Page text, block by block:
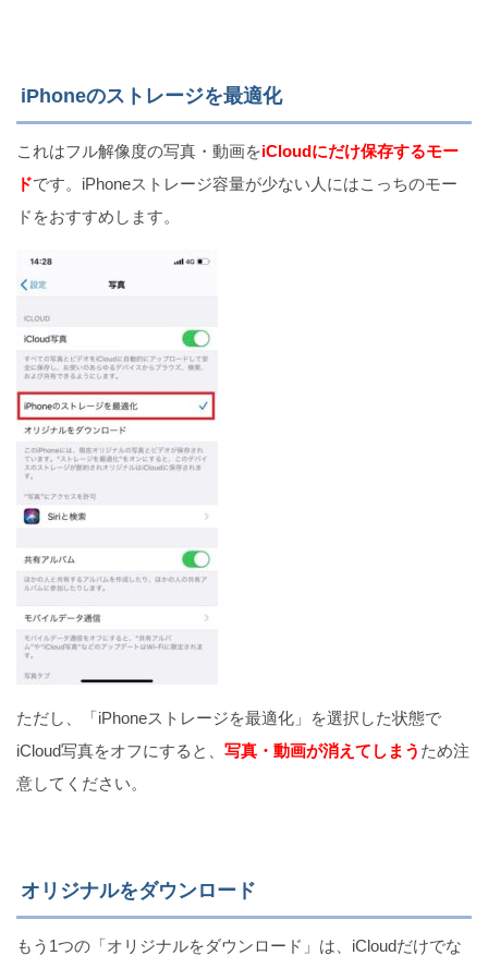
iPhoneのストレージを最適化
これはフル解像度の写真・動画をiCloudにだけ保存するモー
ドです。iPhoneストレージ容量が少ない人にはこっちのモー
ドをおすすめします。
ただし、「iPhoneストレージを最適化」を選択した状態で
iCloud写真をオフにすると、 写真・動画が消えてしまう ため注
意してください。
オリジナルをダウンロード
もう1つの「オリジナルをダウンロード」は、iCloudだけでな